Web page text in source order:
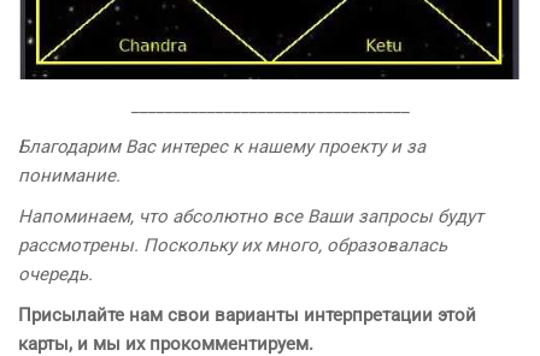
Благодарим Вас интерес к нашему проекту и за
понимание.
Напоминаем, что абсолютно все Ваши запросы будут
рассмотрены. Поскольку их много, образовалась
очередь.
Присылайте нам свои варианты интерпретации этой
карты, и мы их прокомментируем.